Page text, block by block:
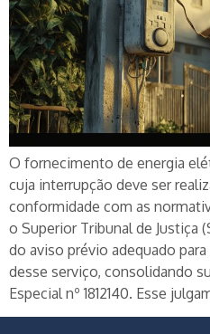
O fornecimento de energia
cuja interrupção deve ser
conformidade com as
o Superior Tribunal de Justiça
do aviso prévio adequado
desse serviço, consolidando
Especial nº 1812140. Esse